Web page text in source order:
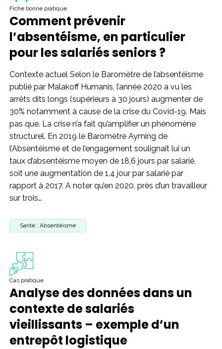
Fiche bonne pratique
Comment prévenir
l’absentéisme, en particulier
pour les salariés seniors ?
Contexte actuel Selon le Baromètre de l’absentéisme
publié par Malakoff Humanis, l’année 2020 a vu les
arrêts dits longs (supérieurs à 30 jours) augmenter de
30% notamment à cause de la crise du Covid-19. Mais
pas que. La crise n’a fait qu’amplifier un phénomène
structurel. En 2019 le Baromètre Ayming de
l’Absentéisme et de l’engagement soulignait lui un
taux d’absentéisme moyen de 18,6 jours par salarié,
soit une augmentation de 1,4 jour par salarié par
rapport à 2017. A noter qu’en 2020, près d’un travailleur
sur trois…
Santé : Absentéisme
Cas pratique
Analyse des données dans un
contexte de salariés
vieillissants – exemple d’un
entrepôt logistique